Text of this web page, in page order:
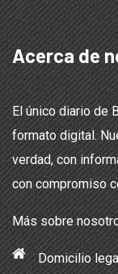
Acerca de
El único diario de
formato digital.
verdad, con
con compromiso
Más sobre
Domicilio